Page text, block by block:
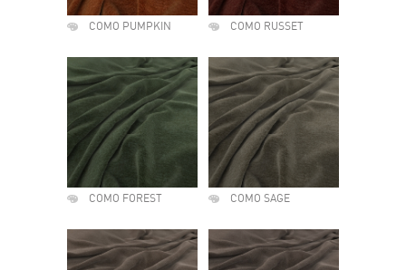
COMO PUMPKIN COMO RUSSET
COMO FOREST COMO SAGE